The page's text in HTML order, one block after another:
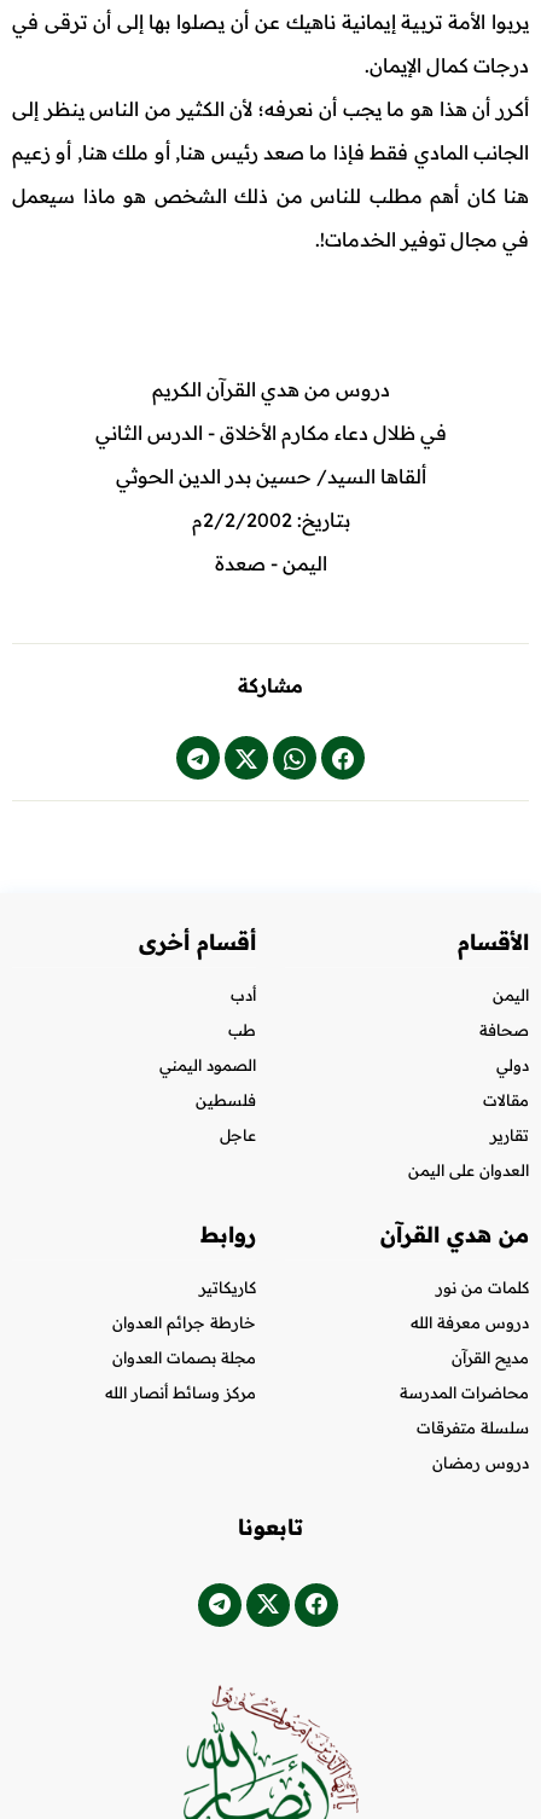
يربوا الأمة تربية إيمانية ناهيك عن أن يصلوا بها إلى أن ترقى في
درجات كمال الإيمان.
أكرر أن هذا هو ما يجب أن نعرفه؛ لأن الكثير من الناس ينظر إلى
الجانب المادي فقط فإذا ما صعد رئيس هنا, أو ملك هنا, أو زعيم
هنا كان أهم مطلب للناس من ذلك الشخص هو ماذا سيعمل
في مجال توفير الخدمات!.
دروس من هدي القرآن الكريم
في ظلال دعاء مكارم الأخلاق - الدرس الثاني
ألقاها السيد/ حسين بدر الدين الحوثي
بتاريخ: 2/2/2002م
اليمن - صعدة
مشاركة
الأقسام
اليمن
صحافة
دولي
مقالات
تقارير
العدوان على اليمن
أقسام أخرى
أدب
طب
الصمود اليمني
فلسطين
عاجل
من هدي القرآن
كلمات من نور
دروس معرفة الله
مديح القرآن
محاضرات المدرسة
سلسلة متفرقات
دروس رمضان
روابط
كاريكاتير
خارطة جرائم العدوان
مجلة بصمات العدوان
مركز وسائط أنصار الله
تابعونا